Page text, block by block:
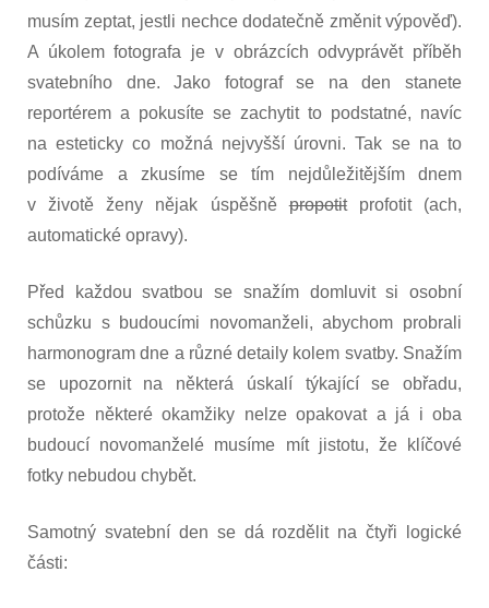
musím zeptat, jestli nechce dodatečně změnit výpověď).
A úkolem fotografa je v obrázcích odvyprávět příběh
svatebního dne. Jako fotograf se na den stanete
reportérem a pokusíte se zachytit to podstatné, navíc
na esteticky co možná nejvyšší úrovni. Tak se na to
podíváme a zkusíme se tím nejdůležitějším dnem
v životě ženy nějak úspěšněpropotitprofotit (ach,
automatické opravy).
Před každou svatbou se snažím domluvit si osobní
schůzku s budoucími novomanželi, abychom probrali
harmonogram dne a různé detaily kolem svatby. Snažím
se upozornit na některá úskalí týkající se obřadu,
protože některé okamžiky nelze opakovat a já i oba
budoucí novomanželé musíme mít jistotu, že klíčové
fotky nebudou chybět.
Samotný svatební den se dá rozdělit na čtyři logické
části: